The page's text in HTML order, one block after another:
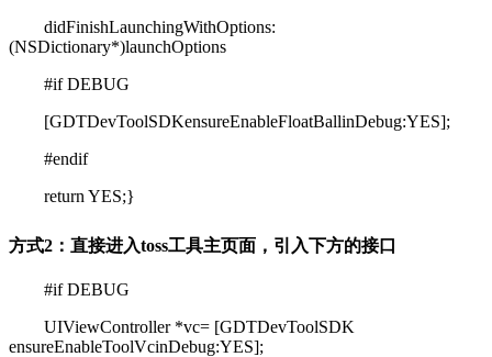
didFinishLaunchingWithOptions:
(NSDictionary*)launchOptions
#if DEBUG
[GDTDevToolSDKensureEnableFloatBallinDebug:YES];
#endif
return YES;}
方式2：直接进入toss工具主页面，引入下方的接口
#if DEBUG
UIViewController *vc= [GDTDevToolSDK
ensureEnableToolVcinDebug:YES];